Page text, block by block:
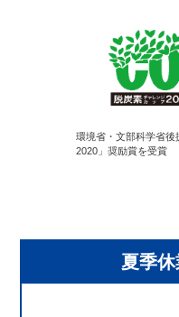
環境省・文部科学省
2020」奨励賞を受賞
夏季